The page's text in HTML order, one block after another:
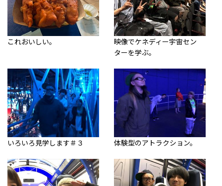
これおいしい。
映像でケネディー宇宙セン
ターを学ぶ。
いろいろ見学します＃３ 体験型のアトラクション。